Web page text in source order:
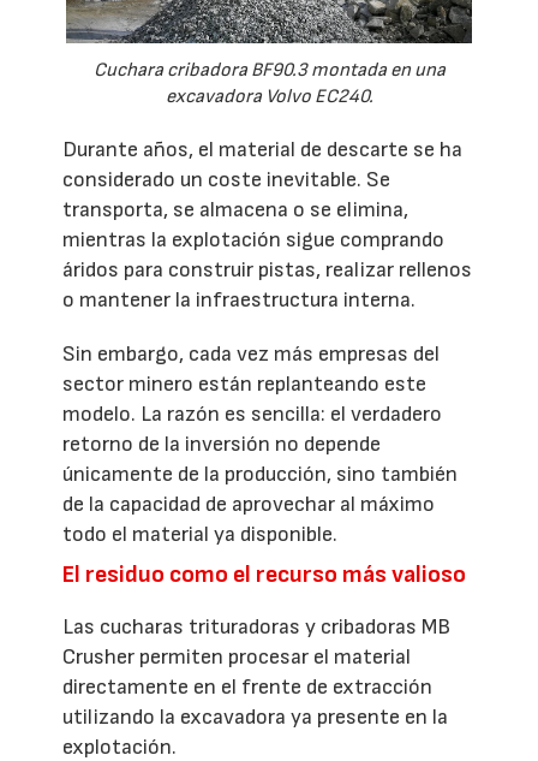
Cuchara cribadora BF90.3 montada en una
excavadora Volvo EC240.
Durante años, el material de descarte se ha
considerado un coste inevitable. Se
transporta, se almacena o se elimina,
mientras la explotación sigue comprando
áridos para construir pistas, realizar rellenos
o mantener la infraestructura interna.
Sin embargo, cada vez más empresas del
sector minero están replanteando este
modelo. La razón es sencilla: el verdadero
retorno de la inversión no depende
únicamente de la producción, sino también
de la capacidad de aprovechar al máximo
todo el material ya disponible.
El residuo como el recurso más valioso
Las cucharas trituradoras y cribadoras MB
Crusher permiten procesar el material
directamente en el frente de extracción
utilizando la excavadora ya presente en la
explotación.